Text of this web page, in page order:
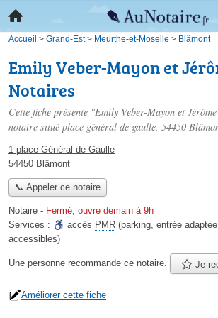
Accueil > Grand-Est> Meurthe-et-Moselle > Blâmont
Emily Veber-Mayon et
Notaires
Cette fiche présente "Emily Veber-Mayon et
notaire situé place général de gaulle, 54450
1 place Général de Gaulle
54450 Blâmont
📞 Appeler ce notaire
Notaire - Fermé, ouvre demain à 9h
Services :
accès PMR (parking, entrée
accessibles)
Une personne recommande ce notaire. Je
Améliorer cette fiche